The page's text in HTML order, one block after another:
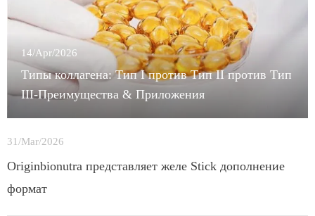
14/Apr/2026
Типы коллагена: Тип I против Тип II против Тип
III-Преимущества & Приложения
31/Mar/2026
Originbionutra представляет желе Stick дополнение
формат